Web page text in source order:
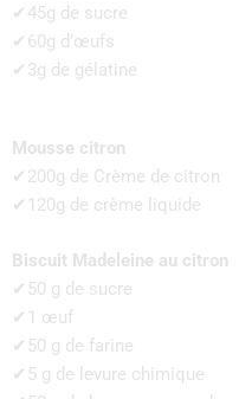
✔45g de sucre
✔60g d’œufs
✔3g de gélatine
Mousse citron
✔200g de Crème de citron
✔120g de crème liquide
Biscuit Madeleine au citron
✔50 g de sucre
✔1 œuf
✔50 g de farine
✔5 g de levure chimique